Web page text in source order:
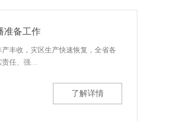
准备工作
丰收，灾区生产快速恢复，全省各
责任、强…
了解详情